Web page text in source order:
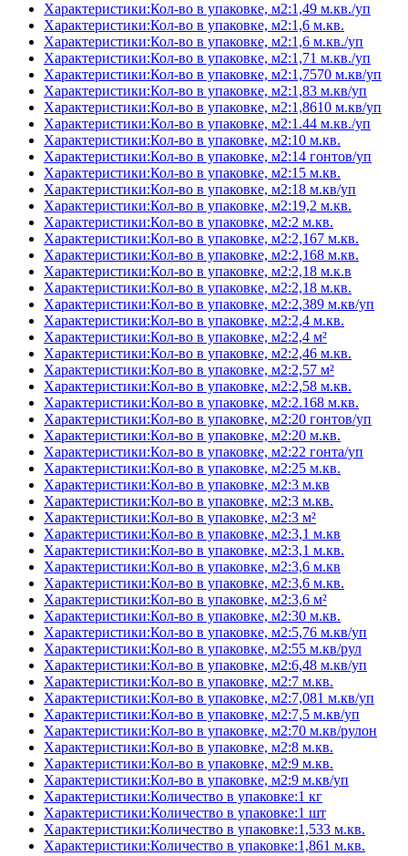
Характеристики:Кол-во в упаковке, м2:1,49 м.кв./уп
Характеристики:Кол-во в упаковке, м2:1,6 м.кв.
Характеристики:Кол-во в упаковке, м2:1,6 м.кв./уп
Характеристики:Кол-во в упаковке, м2:1,71 м.кв./уп
Характеристики:Кол-во в упаковке, м2:1,7570 м.кв/уп
Характеристики:Кол-во в упаковке, м2:1,83 м.кв/уп
Характеристики:Кол-во в упаковке, м2:1,8610 м.кв/уп
Характеристики:Кол-во в упаковке, м2:1.44 м.кв./уп
Характеристики:Кол-во в упаковке, м2:10 м.кв.
Характеристики:Кол-во в упаковке, м2:14 гонтов/уп
Характеристики:Кол-во в упаковке, м2:15 м.кв.
Характеристики:Кол-во в упаковке, м2:18 м.кв/уп
Характеристики:Кол-во в упаковке, м2:19,2 м.кв.
Характеристики:Кол-во в упаковке, м2:2 м.кв.
Характеристики:Кол-во в упаковке, м2:2,167 м.кв.
Характеристики:Кол-во в упаковке, м2:2,168 м.кв.
Характеристики:Кол-во в упаковке, м2:2,18 м.к.в
Характеристики:Кол-во в упаковке, м2:2,18 м.кв.
Характеристики:Кол-во в упаковке, м2:2,389 м.кв/уп
Характеристики:Кол-во в упаковке, м2:2,4 м.кв.
Характеристики:Кол-во в упаковке, м2:2,4 м²
Характеристики:Кол-во в упаковке, м2:2,46 м.кв.
Характеристики:Кол-во в упаковке, м2:2,57 м²
Характеристики:Кол-во в упаковке, м2:2,58 м.кв.
Характеристики:Кол-во в упаковке, м2:2.168 м.кв.
Характеристики:Кол-во в упаковке, м2:20 гонтов/уп
Характеристики:Кол-во в упаковке, м2:20 м.кв.
Характеристики:Кол-во в упаковке, м2:22 гонта/уп
Характеристики:Кол-во в упаковке, м2:25 м.кв.
Характеристики:Кол-во в упаковке, м2:3 м.кв
Характеристики:Кол-во в упаковке, м2:3 м.кв.
Характеристики:Кол-во в упаковке, м2:3 м²
Характеристики:Кол-во в упаковке, м2:3,1 м.кв
Характеристики:Кол-во в упаковке, м2:3,1 м.кв.
Характеристики:Кол-во в упаковке, м2:3,6 м.кв
Характеристики:Кол-во в упаковке, м2:3,6 м.кв.
Характеристики:Кол-во в упаковке, м2:3,6 м²
Характеристики:Кол-во в упаковке, м2:30 м.кв.
Характеристики:Кол-во в упаковке, м2:5,76 м.кв/уп
Характеристики:Кол-во в упаковке, м2:55 м.кв/рул
Характеристики:Кол-во в упаковке, м2:6,48 м.кв/уп
Характеристики:Кол-во в упаковке, м2:7 м.кв.
Характеристики:Кол-во в упаковке, м2:7,081 м.кв/уп
Характеристики:Кол-во в упаковке, м2:7,5 м.кв/уп
Характеристики:Кол-во в упаковке, м2:70 м.кв/рулон
Характеристики:Кол-во в упаковке, м2:8 м.кв.
Характеристики:Кол-во в упаковке, м2:9 м.кв.
Характеристики:Кол-во в упаковке, м2:9 м.кв/уп
Характеристики:Количество в упаковке:1 кг
Характеристики:Количество в упаковке:1 шт
Характеристики:Количество в упаковке:1,533 м.кв.
Характеристики:Количество в упаковке:1,861 м.кв.